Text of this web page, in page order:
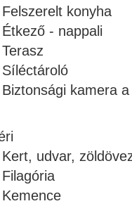
Felszerelt konyha
Étkező - nappali
Terasz
Síléctároló
Biztonsági kamera
Kert, udvar,
Filagória
Kemence